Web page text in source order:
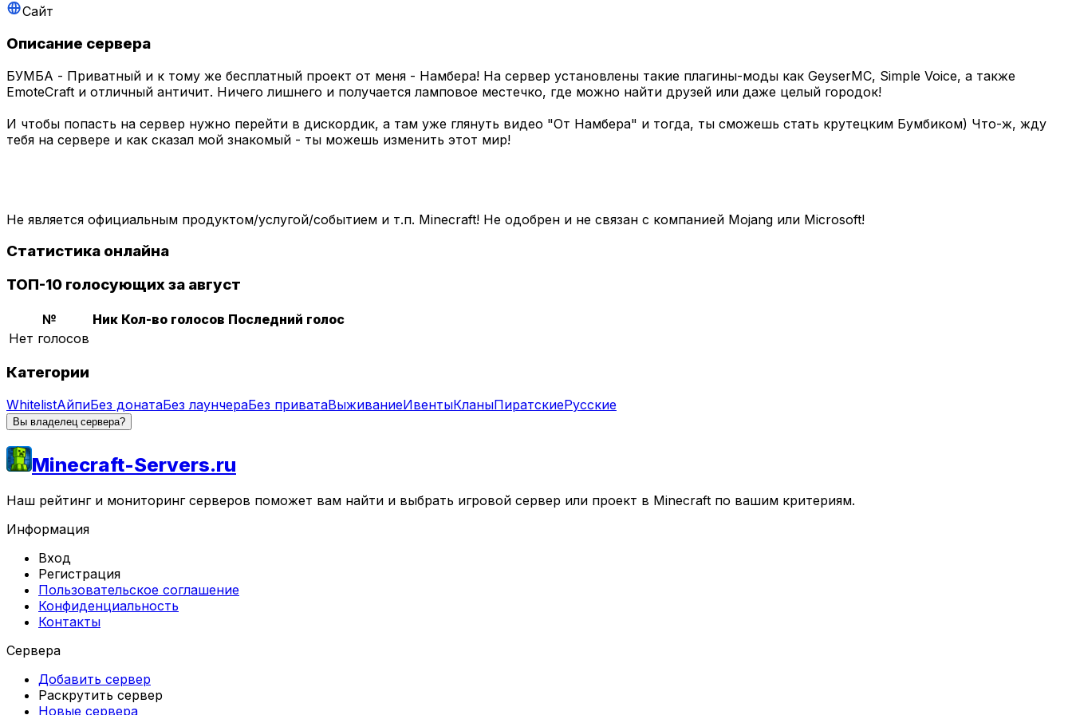
Сайт
Описание сервера
БУМБА - Приватный и к тому же бесплатный проект от меня - Намбера! На сервер установлены такие плагины-моды как GeyserMC, Simple Voice, а также
EmoteCraft и отличный античит. Ничего лишнего и получается ламповое местечко, где можно найти друзей или даже целый городок!
И чтобы попасть на сервер нужно перейти в дискордик, а там уже глянуть видео "От Намбера" и тогда, ты сможешь стать крутецким Бумбиком) Что-ж, жду
тебя на сервере и как сказал мой знакомый - ты можешь изменить этот мир!
Не является официальным продуктом/услугой/событием и т.п. Minecraft! Не одобрен и не связан с компанией Mojang или Microsoft!
Статистика онлайна
ТОП-10 голосующих за август
№ Ник Кол-во голосов Последний голос
Нет голосов
Категории
WhitelistАйпиБез донатаБез лаунчераБез приватаВыживаниеИвентыКланыПиратскиеРусские
Вы владелец сервера?
Minecraft-Servers.ru
Наш рейтинг и мониторинг серверов поможет вам найти и выбрать игровой сервер или проект в Minecraft по вашим критериям.
Информация
Вход
Регистрация
Пользовательское соглашение
Конфиденциальность
Контакты
Сервера
Добавить сервер
Раскрутить сервер
Новые сервера